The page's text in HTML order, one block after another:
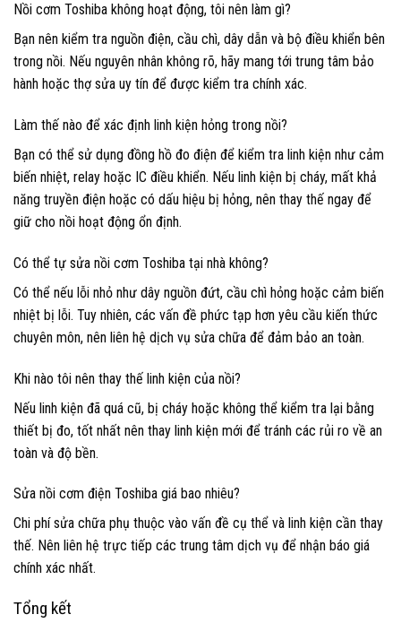
Nồi cơm Toshiba không hoạt động, tôi nên làm gì?
Bạn nên kiểm tra nguồn điện, cầu chì, dây dẫn và bộ điều khiển bên
trong nồi. Nếu nguyên nhân không rõ, hãy mang tới trung tâm bảo
hành hoặc thợ sửa uy tín để được kiểm tra chính xác.
Làm thế nào để xác định linh kiện hỏng trong nồi?
Bạn có thể sử dụng đồng hồ đo điện để kiểm tra linh kiện như cảm
biến nhiệt, relay hoặc IC điều khiển. Nếu linh kiện bị cháy, mất khả
năng truyền điện hoặc có dấu hiệu bị hỏng, nên thay thế ngay để
giữ cho nồi hoạt động ổn định.
Có thể tự sửa nồi cơm Toshiba tại nhà không?
Có thể nếu lỗi nhỏ như dây nguồn đứt, cầu chì hỏng hoặc cảm biến
nhiệt bị lỗi. Tuy nhiên, các vấn đề phức tạp hơn yêu cầu kiến thức
chuyên môn, nên liên hệ dịch vụ sửa chữa để đảm bảo an toàn.
Khi nào tôi nên thay thế linh kiện của nồi?
Nếu linh kiện đã quá cũ, bị cháy hoặc không thể kiểm tra lại bằng
thiết bị đo, tốt nhất nên thay linh kiện mới để tránh các rủi ro về an
toàn và độ bền.
Sửa nồi cơm điện Toshiba giá bao nhiêu?
Chi phí sửa chữa phụ thuộc vào vấn đề cụ thể và linh kiện cần thay
thế. Nên liên hệ trực tiếp các trung tâm dịch vụ để nhận báo giá
chính xác nhất.
Tổng kết